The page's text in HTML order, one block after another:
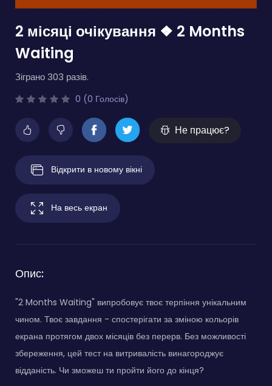
2 місяці очікування ❖ 2 Months
Waiting
Зіграно 303 разів.
0 (0 Голосів)
Не працює?
Відкрити в новому вікні
На весь екран
Опис:
"2 Months Waiting" випробовує твоє терпіння унікальним
чином. Твоє завдання - спостерігати за зміною кольорів
екрана протягом двох місяців без перерв. Без можливості
збереження, цей тест на витривалість винагороджує
відданість. Чи зможеш ти пройти його до кінця?